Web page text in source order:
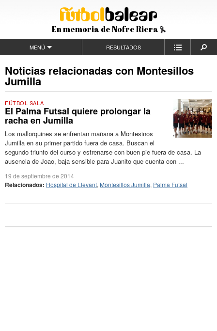
En memoria de Nofre Riera
MENÚ RESULTADOS
Noticias relacionadas con Montesillos
Jumilla
FÚTBOL SALA
El Palma Futsal quiere prolongar la
racha en Jumilla
Los mallorquines se enfrentan mañana a Montesinos
Jumilla en su primer partido fuera de casa. Buscan el
segundo triunfo del curso y estrenarse con buen pie fuera de casa. La
ausencia de Joao, baja sensible para Juanito que cuenta con ...
19 de septiembre de 2014
Relacionados: Hospital de Llevant, Montesillos Jumilla, Palma Futsal